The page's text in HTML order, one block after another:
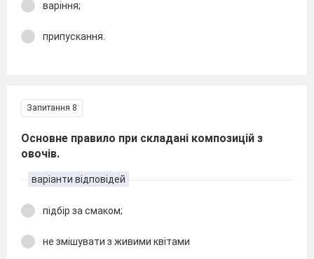
варіння;
припускання.
Запитання 8
Основне правило при складані композицій з
овочів.
варіанти відповідей
підбір за смаком;
не змішувати з живими квітами